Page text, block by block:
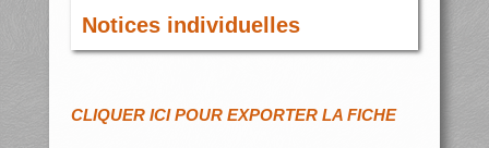
Notices individuelles
CLIQUER ICI POUR EXPORTER LA FICHE